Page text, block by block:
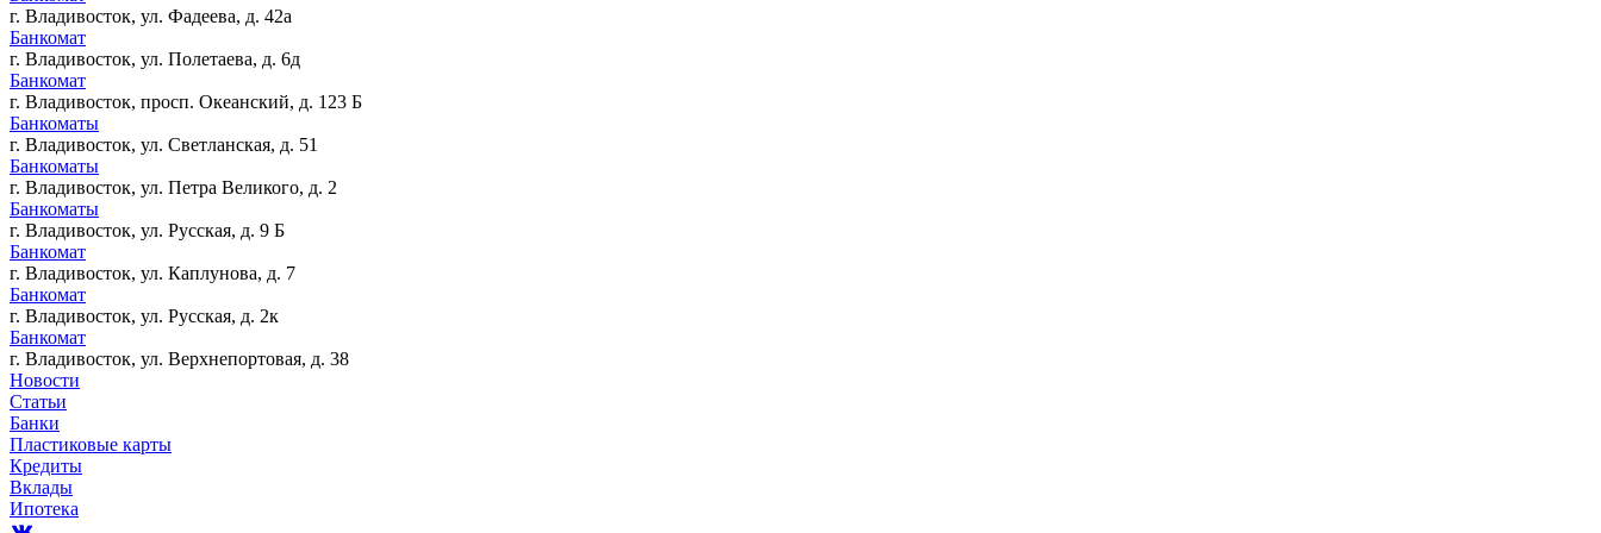
г. Владивосток, ул. Фадеева, д. 42а
Банкомат
г. Владивосток, ул. Полетаева, д. 6д
Банкомат
г. Владивосток, просп. Океанский, д. 123 Б
Банкоматы
г. Владивосток, ул. Светланская, д. 51
Банкоматы
г. Владивосток, ул. Петра Великого, д. 2
Банкоматы
г. Владивосток, ул. Русская, д. 9 Б
Банкомат
г. Владивосток, ул. Каплунова, д. 7
Банкомат
г. Владивосток, ул. Русская, д. 2к
Банкомат
г. Владивосток, ул. Верхнепортовая, д. 38
Новости
Статьи
Банки
Пластиковые карты
Кредиты
Вклады
Ипотека